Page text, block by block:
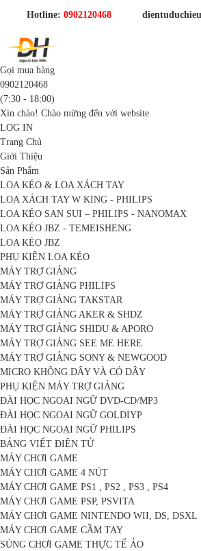
Hotline: 0902120468
Gọi mua hàng
0902120468
(7:30 - 18:00)
Xin chào! Chào mừng đến với website
LOG IN
Trang Chủ
Giới Thiệu
Sản Phẩm
LOA KÉO & LOA XÁCH TAY
LOA XÁCH TAY W KING - PHILIPS
LOA KÉO SAN SUI – PHILIPS - NANOMAX
LOA KÉO JBZ - TEMEISHENG
LOA KÉO JBZ
PHỤ KIỆN LOA KÉO
MÁY TRỢ GIẢNG
MÁY TRỢ GIẢNG PHILIPS
MÁY TRỢ GIẢNG TAKSTAR
MÁY TRỢ GIẢNG AKER & SHDZ
MÁY TRỢ GIẢNG SHIDU & APORO
MÁY TRỢ GIẢNG SEE ME HERE
MÁY TRỢ GIẢNG SONY & NEWGOOD
MICRO KHÔNG DÂY VÀ CÓ DÂY
PHỤ KIỆN MÁY TRỢ GIẢNG
ĐÀI HỌC NGOẠI NGỮ DVD-CD/MP3
ĐÀI HỌC NGOẠI NGỮ GOLDIYP
ĐÀI HỌC NGOẠI NGỮ PHILIPS
BẢNG VIẾT ĐIỆN TỬ
MÁY CHƠI GAME
MÁY CHƠI GAME 4 NÚT
MÁY CHƠI GAME PS1 , PS2 , PS3 , PS4
MÁY CHƠI GAME PSP, PSVITA
MÁY CHƠI GAME NINTENDO WII, DS, DSXL
MÁY CHƠI GAME CẦM TAY
SÚNG CHƠI GAME THỰC TẾ ẢO